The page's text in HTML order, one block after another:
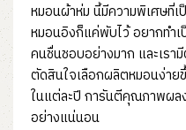
หมอนผ้าห่ม นี้มีความพิเศษที่
หมอนอิงก็แค่พับไว้ อยากทำ
คนชื่นชอบอย่างมาก และเรา
ตัดสินใจเลือกผลิตหมอนง่าย
ในแต่ละปี การันตีคุณภาพผล
อย่างแน่นอน